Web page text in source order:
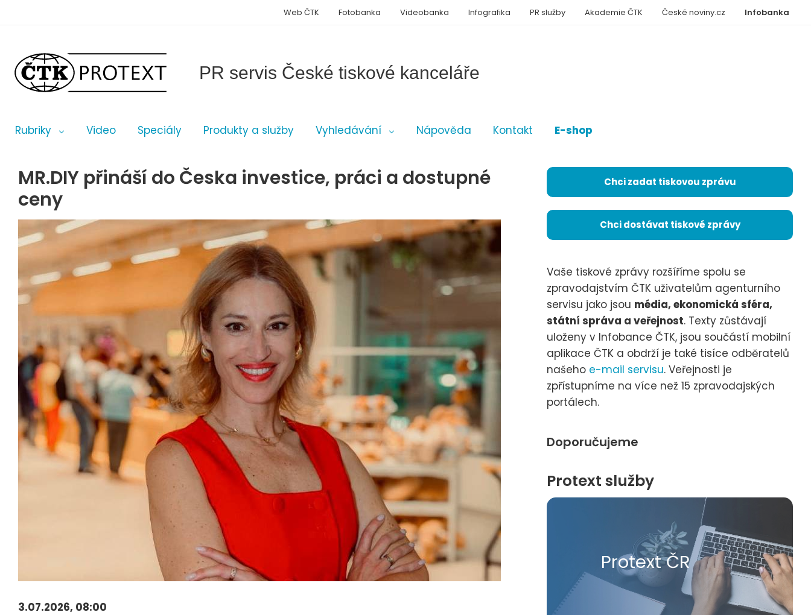
PR servis České tiskové kanceláře
Rubriky Video Speciály Produkty a služby Vyhledávání Nápověda Kontakt E-shop
Infobanka
Web ČTK Fotobanka Videobanka Infografika PR služby Akademie ČTK České noviny.cz
MR.DIY přináší do Česka investice, práci a dostupné
ceny
3.07.2026, 08:00
Chci zadat tiskovou zprávu
Chci dostávat tiskové zprávy
Vaše tiskové zprávy rozšíříme spolu se
zpravodajstvím ČTK uživatelům agenturního
servisu jako jsou média, ekonomická sféra,
státní správa a veřejnost. Texty zůstávají
uloženy v Infobance ČTK, jsou součástí mobilní
aplikace ČTK a obdrží je také tisíce odběratelů
našeho e-mail servisu. Veřejnosti je
zpřístupníme na více než 15 zpravodajských
portálech.
Doporučujeme
Protext služby
Protext ČR